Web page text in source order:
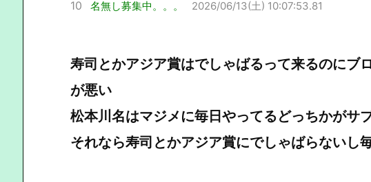
10 名無し募集中。。。 2026/06/13(土) 10:07:53.81
寿司とかアジア賞はでしゃばるって来るのにブ
が悪い
松本川名はマジメに毎日やってるどっちかがサ
それなら寿司とかアジア賞にでしゃばらないし